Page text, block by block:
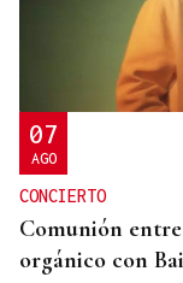
07
AGO
CONCIERTO
Comunión
orgánico con